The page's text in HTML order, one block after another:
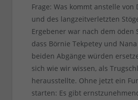
Frage: Was kommt anstelle von
und des langzeitverletzten
Ergebener war nach dem öden
dass Börnie Tekpetey und
beiden Abgänge würden
sich wie wir wissen, als
herausstellte. Ohne jetzt ein
starten: Es gibt